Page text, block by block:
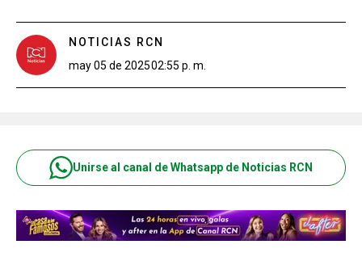
NOTICIAS RCN
may 05 de 202502:55 p. m.
Unirse al canal de Whatsapp de Noticias RCN